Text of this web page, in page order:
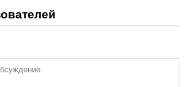
е
н
:
г
ц
е